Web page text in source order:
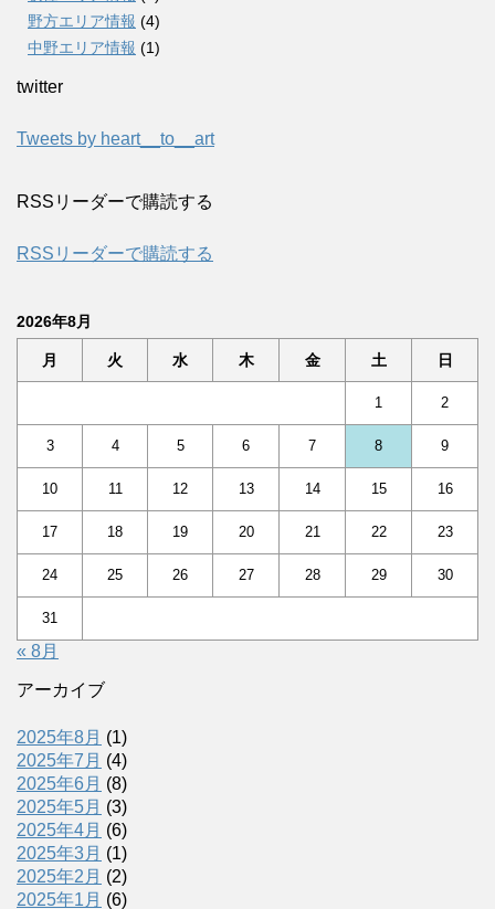
野方エリア情報 (4)
中野エリア情報 (1)
twitter
Tweets by heart__to__art
RSSリーダーで購読する
RSSリーダーで購読する
2026年8月
月 火 水 木 金 土 日
1 2
3 4 5 6 7 8 9
10 11 12 13 14 15 16
17 18 19 20 21 22 23
24 25 26 27 28 29 30
31
« 8月
アーカイブ
2025年8月 (1)
2025年7月 (4)
2025年6月 (8)
2025年5月 (3)
2025年4月 (6)
2025年3月 (1)
2025年2月 (2)
2025年1月 (6)